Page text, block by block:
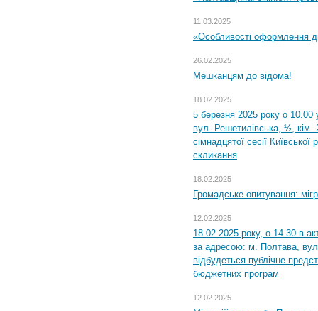
11.03.2025
«Особливості оформлення
26.02.2025
Мешканцям до відома!
18.02.2025
5 березня 2025 року о 10.00
вул. Решетилівська, ½, кім.
сімнадцятої сесії
скликання
18.02.2025
Громадське опитування:
12.02.2025
18.02.2025 року, о 14.30 в
за адресою: м. Полтава,
відбудеться публічне
бюджетних програм
12.02.2025